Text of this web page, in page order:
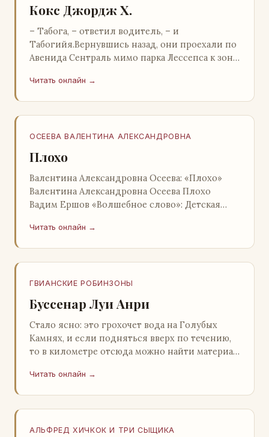
Кокс Джордж Х.
– Табога, – ответил водитель, – и
Табогийя.Вернувшись назад, они проехали по
Авенида Сентраль мимо парка Лессепса к зоне
отель…
Читать онлайн →
ОСЕЕВА ВАЛЕНТИНА АЛЕКСАНДРОВНА
Плохо
Валентина Александровна Осеева: «Плохо»
Валентина Александровна Осеева Плохо
Вадим Ершов «Волшебное слово»: Детская
Александровна ОСЕЕВ…
Читать онлайн →
ГВИАНСКИЕ РОБИНЗОНЫ
Буссенар Луи Анри
Стало ясно: это грохочет вода на Голубых
Камнях, и если подняться вверх по течению,
то в километре отсюда можно найти материал
крас…
Читать онлайн →
АЛЬФРЕД ХИЧКОК И ТРИ СЫЩИКА